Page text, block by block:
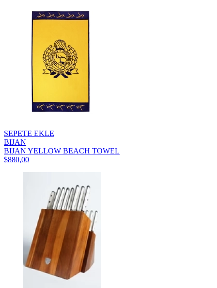
SEPETE EKLE
BIJAN
BIJAN YELLOW BEACH TOWEL
$880,00